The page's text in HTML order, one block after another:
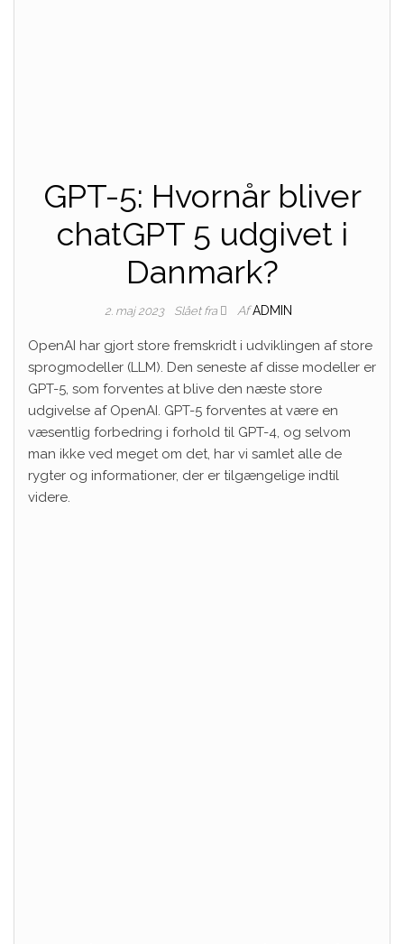
GPT-5: Hvornår bliver
chatGPT 5 udgivet i
Danmark?
2. maj 2023 Slået fra Af ADMIN
OpenAI har gjort store fremskridt i udviklingen af ​​store
sprogmodeller (LLM). Den seneste af disse modeller er
GPT-5, som forventes at blive den næste store
udgivelse af OpenAI. GPT-5 forventes at være en
væsentlig forbedring i forhold til GPT-4, og selvom
man ikke ved meget om det, har vi samlet alle de
rygter og informationer, der er tilgængelige indtil
videre.